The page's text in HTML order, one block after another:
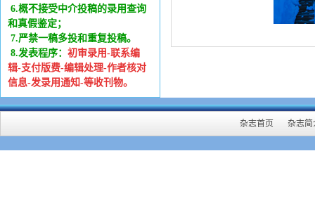
6.概不接受中介投稿的录用查询
和真假鉴定；
7.严禁一稿多投和重复投稿。
8.发表程序： 初审录用-联系编
辑-支付版费-编辑处理-作者核对
信息-发录用通知-等收刊物。
杂志首页 杂志简